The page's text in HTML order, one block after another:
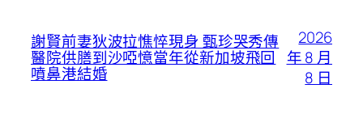
謝賢前妻狄波拉憔悴現身 甄珍哭秀傳
醫院供膳到沙啞憶當年從新加坡飛回
噴鼻港結婚
2026
年 8 月
8 日